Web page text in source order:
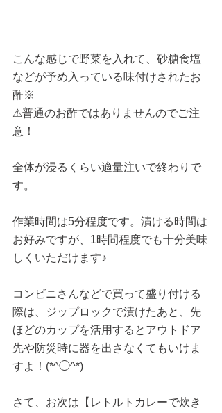
こんな感じで野菜を入れて、砂糖食塩
などが予め入っている味付けされたお
酢※
⚠︎普通のお酢ではありませんのでご注
意！
全体が浸るくらい適量注いで終わりで
す。
作業時間は5分程度です。漬ける時間は
お好みですが、1時間程度でも十分美味
しくいただけます♪
コンビニさんなどで買って盛り付ける
際は、ジップロックで漬けたあと、先
ほどのカップを活用するとアウトドア
先や防災時に器を出さなくてもいけま
すよ！(*^◯^*)
さて、お次は【レトルトカレーで炊き